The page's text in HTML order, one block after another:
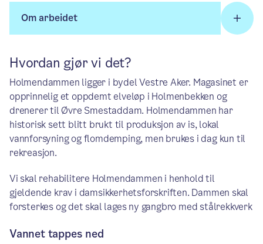
Om arbeidet
Hvordan gjør vi det?
Holmendammen ligger i bydel Vestre Aker. Magasinet er
opprinnelig et oppdemt elveløp i Holmenbekken og
drenerer til Øvre Smestaddam. Holmendammen har
historisk sett blitt brukt til produksjon av is, lokal
vannforsyning og flomdemping, men brukes i dag kun til
rekreasjon.
Vi skal rehabilitere Holmendammen i henhold til
gjeldende krav i damsikkerhetsforskriften. Dammen skal
forsterkes og det skal lages ny gangbro med stålrekkverk
Vannet tappes ned